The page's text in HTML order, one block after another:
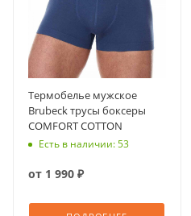
Термобелье мужское
Brubeck трусы боксеры
COMFORT COTTON
Есть в наличии: 53
от 1 990 ₽